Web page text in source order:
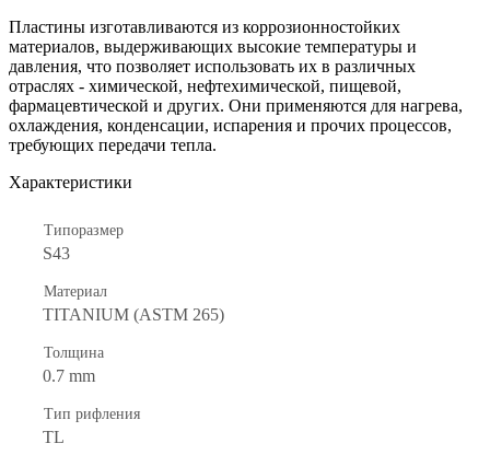
Пластины изготавливаются из коррозионностойких
материалов, выдерживающих высокие температуры и
давления, что позволяет использовать их в различных
отраслях - химической, нефтехимической, пищевой,
фармацевтической и других. Они применяются для нагрева,
охлаждения, конденсации, испарения и прочих процессов,
требующих передачи тепла.
Характеристики
Типоразмер
S43
Материал
TITANIUM (ASTM 265)
Толщина
0.7 mm
Тип рифления
TL